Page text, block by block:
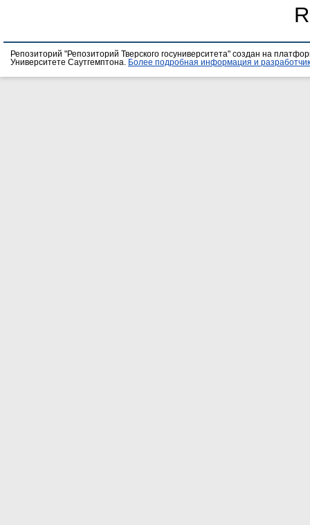
Репозиторий "Репозиторий Тверского госуниверситета" создан на
Университете Саутгемптона. Более подробная информация и